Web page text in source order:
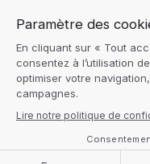
Social & Légal
Instagram
Mentions légales
Réglages des cookies